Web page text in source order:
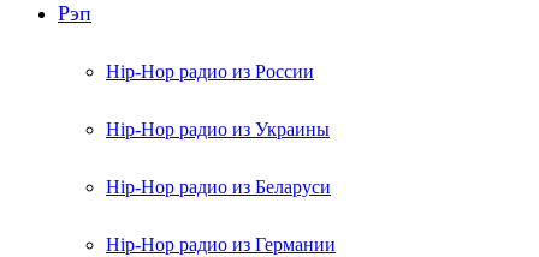
Рэп
Hip-Hop радио из России
Hip-Hop радио из Украины
Hip-Hop радио из Беларуси
Hip-Hop радио из Германии